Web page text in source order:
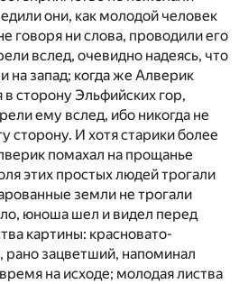
они, как молодой человек
говоря ни слова, проводили его
вслед, очевидно надеясь, что
на запад; когда же Алверик
сторону Эльфийских гор,
ему вслед, ибо никогда не
сторону. И хотя старики более
помахал на прощанье
этих простых людей трогали
земли не трогали
юноша шел и видел перед
картины: красновато-
зацветший, напоминал
на исходе; молодая листва